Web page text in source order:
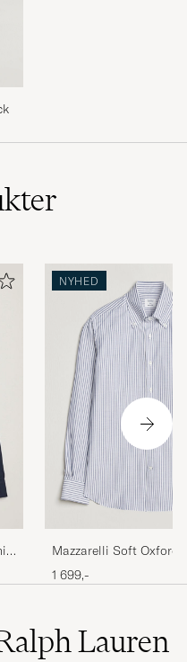
säkert
och båda
plagg inom
beställer här!
vuosien
enemmän
NYHED
Mazzarelli Soft Oxford
Down Shirt Blue Stripe
1 699,-
Lauren